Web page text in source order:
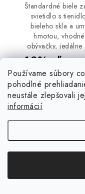
Používame súbory
pohodlné
neustále zlepšovali
informácií
Štandardné biele
svietidlo s
bieleho skla a
hmotou,
obývačky, jedálne
kuchyne. Pätica
Trieda ochrany
Aktuálne
Email
10% zľava
Prihláste sa a
budete